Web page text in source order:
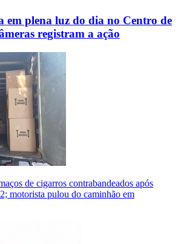
em plena luz do dia no Centro de
registram a ação
de cigarros contrabandeados após
motorista pulou do caminhão em